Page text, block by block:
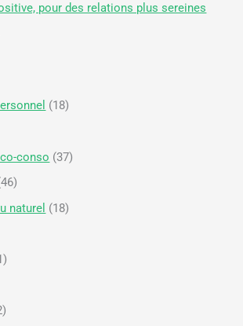
pour des relations plus sereines
(18)
conso (37)
naturel (18)